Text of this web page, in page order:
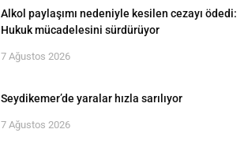
Alkol paylaşımı nedeniyle kesilen cezayı ödedi:
Hukuk mücadelesini sürdürüyor
7 Ağustos 2026
Seydikemer’de yaralar hızla sarılıyor
7 Ağustos 2026